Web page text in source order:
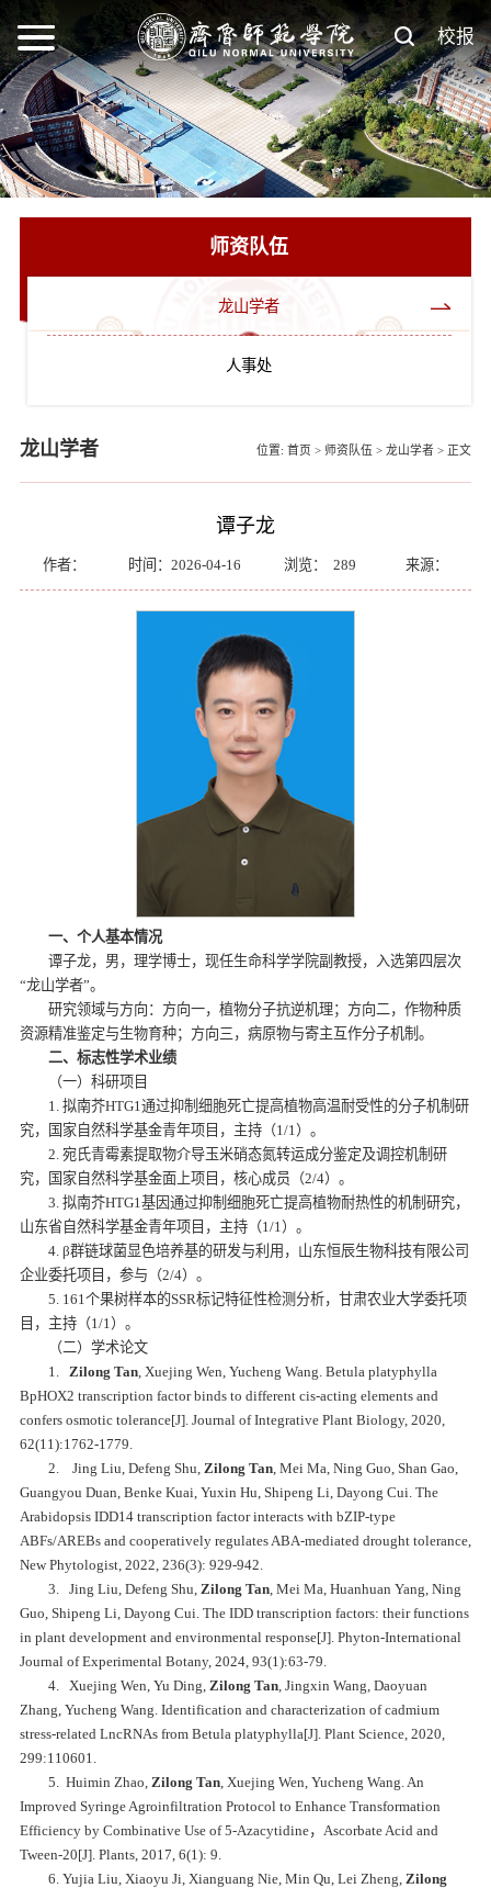
校报
师资队伍
龙山学者
人事处
龙山学者 位置: 首页 > 师资队伍 > 龙山学者 > 正文
谭子龙
作者： 时间：2026-04-16 浏览： 289 来源：
一、个人基本情况
谭子龙，男，理学博士，现任生命科学学院副教授，入选第四层次
“龙山学者”。
研究领域与方向：方向一，植物分子抗逆机理；方向二，作物种质
资源精准鉴定与生物育种；方向三，病原物与寄主互作分子机制。
二、标志性学术业绩
（一）科研项目
1. 拟南芥HTG1通过抑制细胞死亡提高植物高温耐受性的分子机制研
究，国家自然科学基金青年项目，主持（1/1）。
2. 宛氏青霉素提取物介导玉米硝态氮转运成分鉴定及调控机制研
究，国家自然科学基金面上项目，核心成员（2/4）。
3. 拟南芥HTG1基因通过抑制细胞死亡提高植物耐热性的机制研究，
山东省自然科学基金青年项目，主持（1/1）。
4. β群链球菌显色培养基的研发与利用，山东恒辰生物科技有限公司
企业委托项目，参与（2/4）。
5. 161个果树样本的SSR标记特征性检测分析，甘肃农业大学委托项
目，主持（1/1）。
（二）学术论文
1. Zilong Tan , Xuejing Wen, Yucheng Wang.Betula platyphylla
BpHOX2 transcription factor binds to different cis-acting elements and
confers osmotic tolerance[J]. Journal of Integrative Plant Biology, 2020,
62(11):1762-1779.
2. Jing Liu, Defeng Shu, Zilong Tan , Mei Ma, Ning Guo, Shan Gao,
Guangyou Duan, Benke Kuai, Yuxin Hu, Shipeng Li, Dayong Cui. The
Arabidopsis IDD14 transcription factor interacts with bZIP-type
ABFs/AREBs and cooperatively regulates ABA-mediated drought tolerance,
New Phytologist, 2022, 236(3): 929-942.
3. Jing Liu, Defeng Shu, Zilong Tan , Mei Ma, Huanhuan Yang, Ning
Guo, Shipeng Li, Dayong Cui. The IDD transcription factors: their functions
in plant development and environmental response[J]. Phyton-International
Journal of Experimental Botany, 2024, 93(1):63-79.
4. Xuejing Wen, Yu Ding, Zilong Tan , Jingxin Wang, Daoyuan
Zhang, Yucheng Wang. Identification and characterization of cadmium
stress-related LncRNAs from Betula platyphylla[J]. Plant Science, 2020,
299:110601.
5.Huimin Zhao, Zilong Tan , Xuejing Wen, Yucheng Wang. An
Improved Syringe Agroinfiltration Protocol to Enhance Transformation
Efficiency by Combinative Use of 5-Azacytidine，Ascorbate Acid and
Tween-20[J]. Plants, 2017, 6(1): 9.
6. Yujia Liu, Xiaoyu Ji, Xianguang Nie, Min Qu, Lei Zheng, Zilong